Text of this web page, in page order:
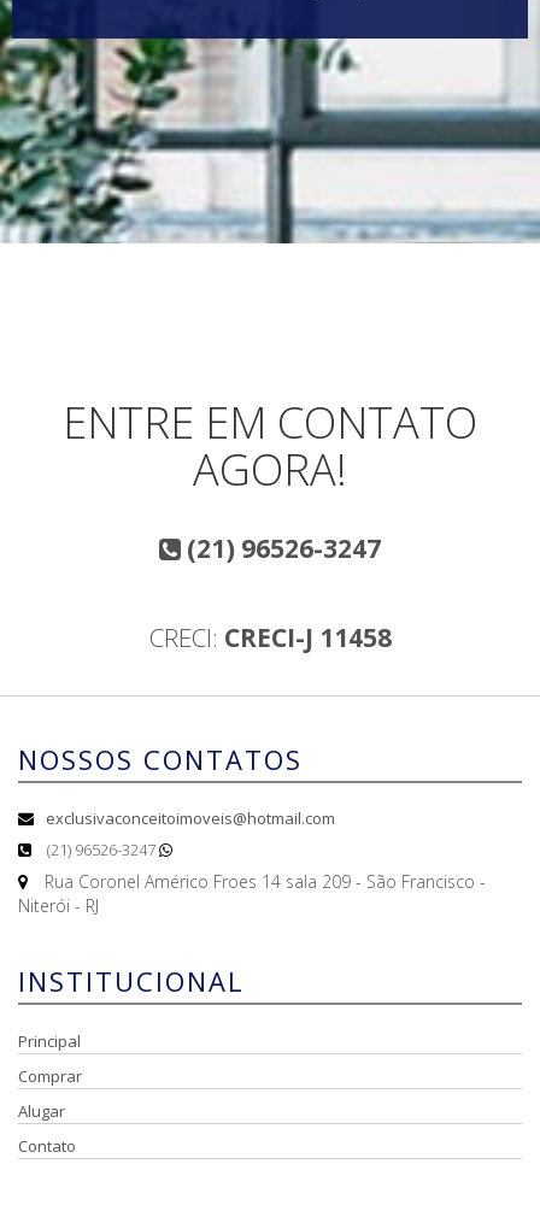
ENTRE EM CONTATO
AGORA!
(21) 96526-3247
CRECI: CRECI-J 11458
NOSSOS CONTATOS
exclusivaconceitoimoveis@hotmail.com
(21) 96526-3247
Rua Coronel Américo Froes 14 sala 209 - São Francisco -
Niterói - RJ
INSTITUCIONAL
Principal
Comprar
Alugar
Contato